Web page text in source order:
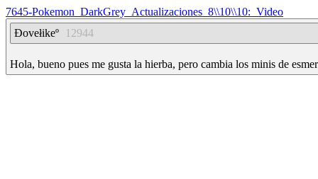
7645-Pokemon_DarkGrey_Actualizaciones_8\\10\\10:_Video
Ðovełikeº
12944
Hola, bueno pues me gusta la hierba, pero cambia los minis de